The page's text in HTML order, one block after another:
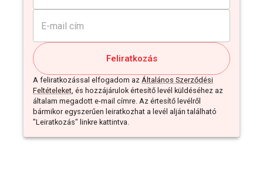
Feliratkozás
A feliratkozással elfogadom az Általános Szerződési
Feltételeket, és hozzájárulok értesítő levél küldéséhez az
általam megadott e-mail címre. Az értesítő levélről
bármikor egyszerűen leiratkozhat a levél alján található
"Leiratkozás" linkre kattintva.